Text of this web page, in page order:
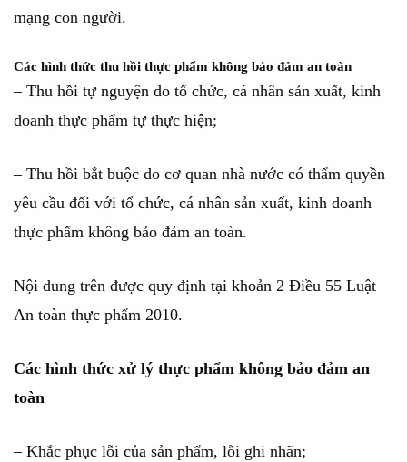
mạng con người.
Các hình thức thu hồi thực phẩm không bảo đảm an toàn
– Thu hồi tự nguyện do tổ chức, cá nhân sản xuất, kinh
doanh thực phẩm tự thực hiện;
– Thu hồi bắt buộc do cơ quan nhà nước có thẩm quyền
yêu cầu đối với tổ chức, cá nhân sản xuất, kinh doanh
thực phẩm không bảo đảm an toàn.
Nội dung trên được quy định tại khoản 2 Điều 55 Luật
An toàn thực phẩm 2010.
Các hình thức xử lý thực phẩm không bảo đảm an
toàn
– Khắc phục lỗi của sản phẩm, lỗi ghi nhãn;